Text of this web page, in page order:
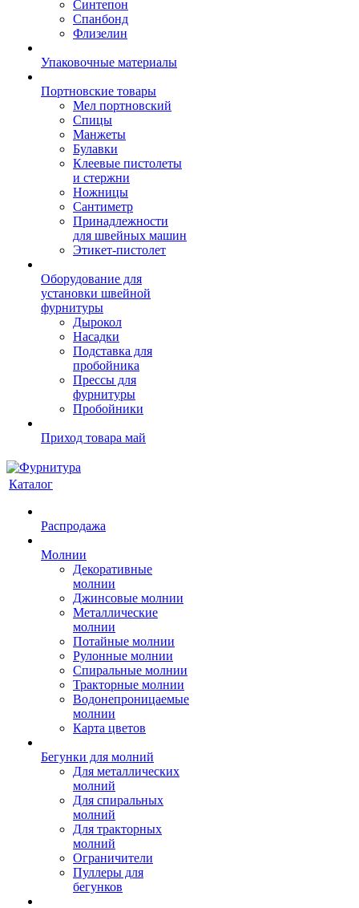
Синтепон
Спанбонд
Флизелин
Упаковочные материалы
Портновские товары
Мел портновский
Спицы
Манжеты
Булавки
Клеевые пистолеты
и стержни
Ножницы
Сантиметр
Принадлежности
для швейных машин
Этикет-пистолет
Оборудование для
установки швейной
фурнитуры
Дырокол
Насадки
Подставка для
пробойника
Прессы для
фурнитуры
Пробойники
Приход товара май
Каталог
Распродажа
Молнии
Декоративные
молнии
Джинсовые молнии
Металлические
молнии
Потайные молнии
Рулонные молнии
Спиральные молнии
Тракторные молнии
Водонепроницаемые
молнии
Карта цветов
Бегунки для молний
Для металлических
молний
Для спиральных
молний
Для тракторных
молний
Ограничители
Пуллеры для
бегунков